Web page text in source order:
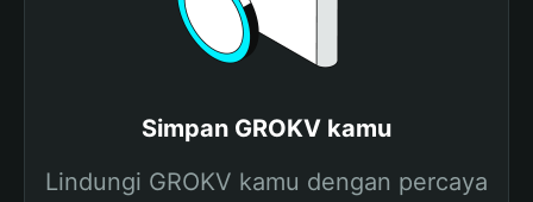
Simpan GROKV kamu
Lindungi GROKV kamu dengan percaya